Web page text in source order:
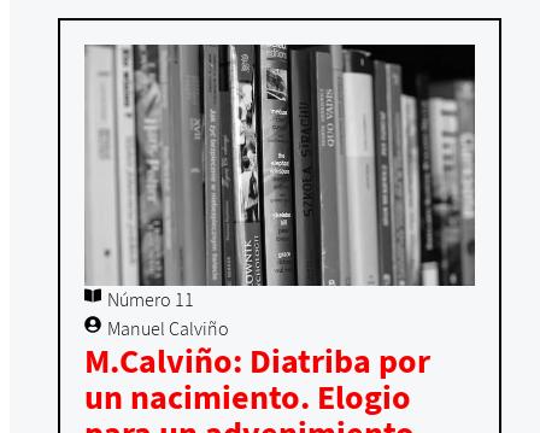
Número 11
Manuel Calviño
M.Calviño: Diatriba por
un nacimiento. Elogio